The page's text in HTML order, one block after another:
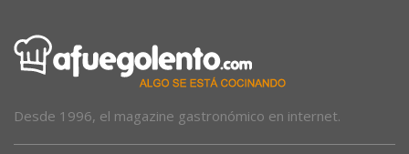
Desde 1996, el magazine gastronómico en internet.